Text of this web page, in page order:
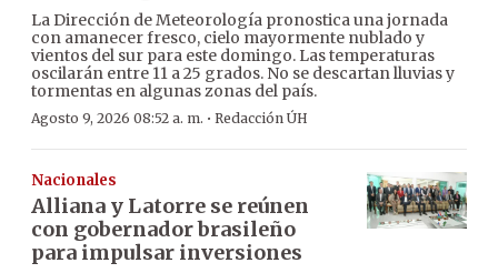
La Dirección de Meteorología pronostica una jornada
con amanecer fresco, cielo mayormente nublado y
vientos del sur para este domingo. Las temperaturas
oscilarán entre 11 a 25 grados. No se descartan lluvias y
tormentas en algunas zonas del país.
Agosto 9, 2026 08:52 a. m. · Redacción ÚH
Nacionales
Alliana y Latorre se reúnen
con gobernador brasileño
para impulsar inversiones